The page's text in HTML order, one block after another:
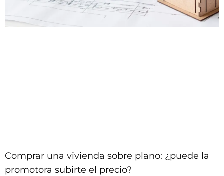
Comprar una vivienda sobre plano: ¿puede la
promotora subirte el precio?